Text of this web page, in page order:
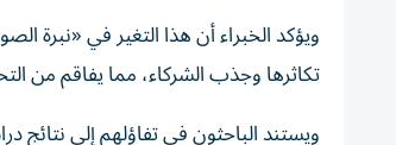
ويؤكد الخبراء أن هذا التغير في
تكاثرها وجذب الشركاء، مما يفاقم من